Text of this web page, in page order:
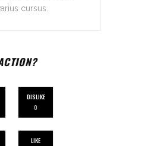
cursus.
DISLIKE
0
LIKE